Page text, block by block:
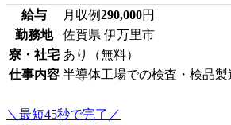
給与 月収例290,000円
勤務地
佐賀県 伊万里市
寮・社宅 あり（無料）
仕事内容 半導体工場での検査・検品製
＼最短45秒で完了／